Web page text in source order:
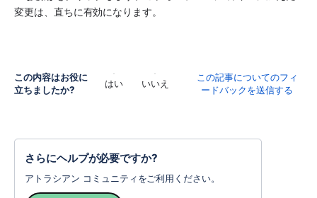
変更は、直ちに有効になります。
この内容はお役に
立ちましたか?
はい いいえ
この記事についてのフィ
ードバックを送信する
さらにヘルプが必要ですか?
アトラシアン コミュニティをご利用ください。